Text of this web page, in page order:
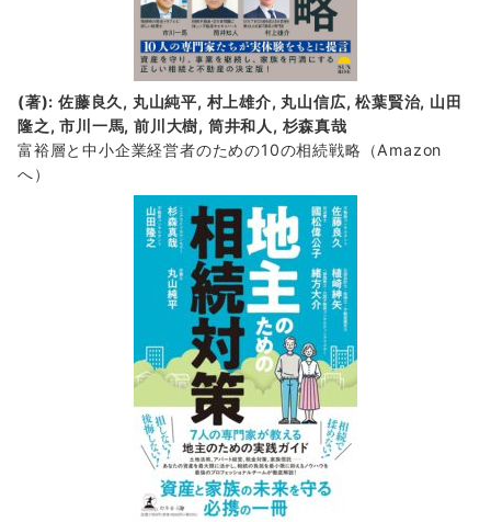
(著): 佐藤良久, 丸山純平, 村上雄介, 丸山信広, 松葉賢治, 山田
隆之, 市川一馬, 前川大樹, 筒井和人, 杉森真哉
富裕層と中小企業経営者のための10の相続戦略 （Amazon
へ）